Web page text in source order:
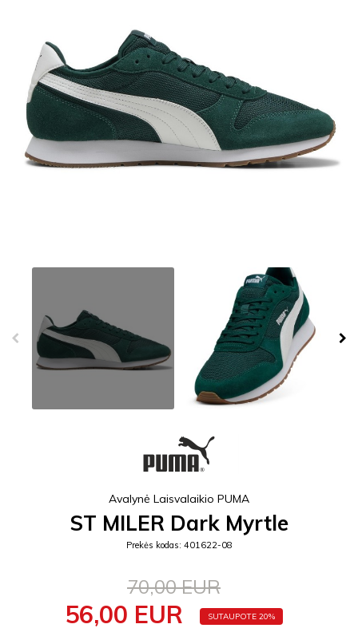
Avalynė Laisvalaikio PUMA
ST MILER Dark Myrtle
Prekės kodas: 401622-08
70,00 EUR
56,00 EUR SUTAUPOTE 20%